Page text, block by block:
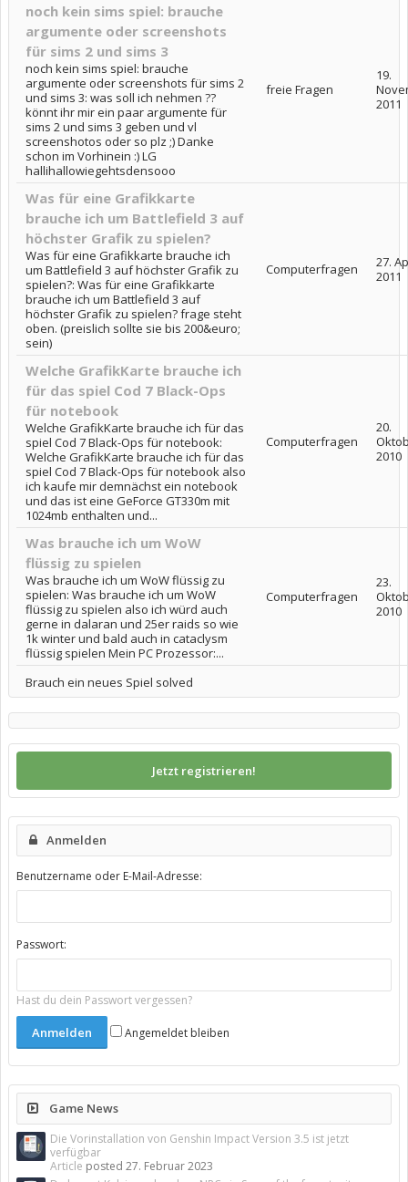
noch kein sims spiel: brauche
argumente oder screenshots
für sims 2 und sims 3
noch kein sims spiel: brauche
argumente oder screenshots für sims 2
und sims 3: was soll ich nehmen ??
könnt ihr mir ein paar argumente für
sims 2 und sims 3 geben und vl
screenshotos oder so plz ;) Danke
schon im Vorhinein :) LG
hallihallowiegehtsdensooo
freie Fragen
19.
2011
Was für eine Grafikkarte
brauche ich um Battlefield 3 auf
höchster Grafik zu spielen?
Was für eine Grafikkarte brauche ich
um Battlefield 3 auf höchster Grafik zu
spielen?: Was für eine Grafikkarte
brauche ich um Battlefield 3 auf
höchster Grafik zu spielen? frage steht
oben. (preislich sollte sie bis 200&euro;
sein)
Computerfragen
27.
2011
Welche GrafikKarte brauche ich
für das spiel Cod 7 Black-Ops
für notebook
Welche GrafikKarte brauche ich für das
spiel Cod 7 Black-Ops für notebook:
Welche GrafikKarte brauche ich für das
spiel Cod 7 Black-Ops für notebook also
ich kaufe mir demnächst ein notebook
und das ist eine GeForce GT330m mit
1024mb enthalten und...
Computerfragen
20.
2010
Was brauche ich um WoW
flüssig zu spielen
Was brauche ich um WoW flüssig zu
spielen: Was brauche ich um WoW
flüssig zu spielen also ich würd auch
gerne in dalaran und 25er raids so wie
1k winter und bald auch in cataclysm
flüssig spielen Mein PC Prozessor:...
Computerfragen
23.
2010
Brauch ein neues Spiel solved
Jetzt registrieren!
Anmelden
Benutzername oder E-Mail-Adresse:
Passwort:
Hast du dein Passwort vergessen?
Angemeldet bleiben
Game News
Die Vorinstallation von Genshin Impact Version 3.5 ist jetzt
verfügbar
Article posted 27. Februar 2023